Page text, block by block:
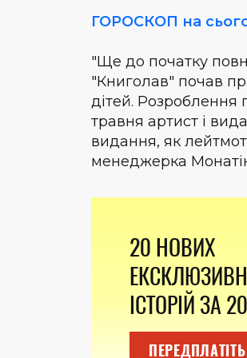
ГОРОСКОП на
"Ще до початку
"Книголав" почав
дітей. Розроблення
травня артист і
видання, як
менеджерка
20 НОВИХ
ІСТОРІЙ ЗА